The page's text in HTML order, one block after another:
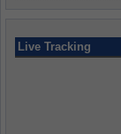
Live Tracking